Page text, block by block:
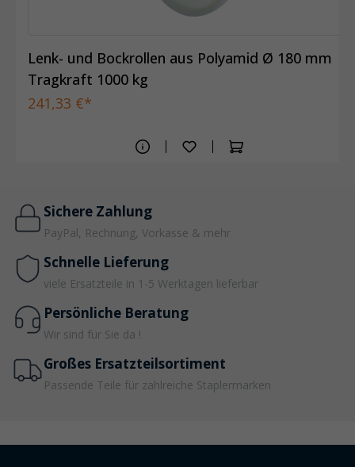
Lenk- und Bockrollen aus Polyamid Ø 180 mm
Tragkraft 1000 kg
241,33 €*
Sichere Zahlung
PayPal, Rechnung, Vorkasse & mehr
Schnelle Lieferung
viele Ersatzteile in 1-5 Werktagen lieferbar
Persönliche Beratung
Wir sind für Sie da !
Großes Ersatzteilsortiment
Passende Teile für zahlreiche Staplermarken